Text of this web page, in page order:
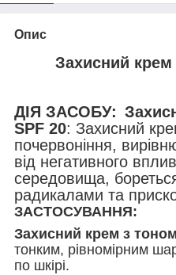
Опис
Захисний крем
ДІЯ ЗАСОБУ:
SPF 20: Захисний
почервоніння,
від негативного
середовища,
радикалами та
ЗАСТОСУВАННЯ:
Захисний крем з
тонким, рівномірним
по шкірі.